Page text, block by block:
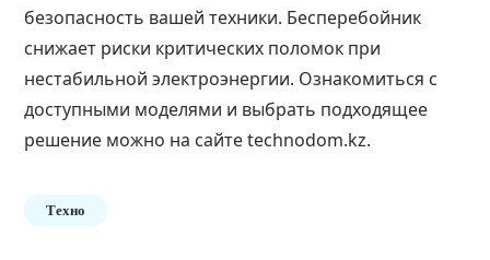
безопасность вашей техники. Бесперебойник
снижает риски критических поломок при
нестабильной электроэнергии. Ознакомиться с
доступными моделями и выбрать подходящее
решение можно на сайте technodom.kz.
Техно